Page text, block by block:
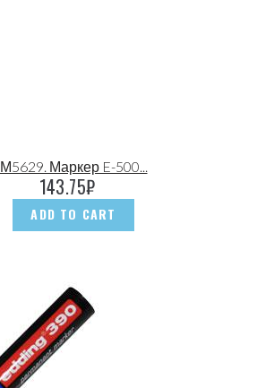
М5629. Маркер E-500...
143.75₽
ADD TO CART